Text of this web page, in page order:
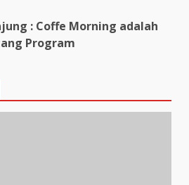
: Coffe Morning adalah
Program